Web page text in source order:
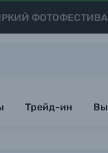
Трейд-ин